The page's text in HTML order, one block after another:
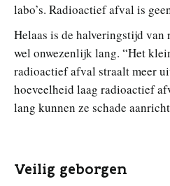
labo’s. Radioactief afval is
Helaas is de halveringstijd van
wel onwezenlijk lang. “Het
radioactief afval straalt meer
hoeveelheid laag radioactief
lang kunnen ze schade
Veilig geborgen